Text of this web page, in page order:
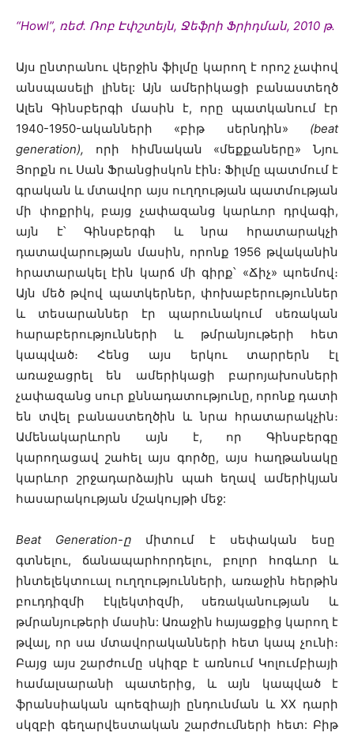
“Howl”, ռեժ. Ռոբ Էփշտեյն, Ջեֆրի Ֆրիդման, 2010 թ․
Այս ընտրանու վերջին ֆիլմը կարող է որոշ չափով
անսպասելի լինել: Այն ամերիկացի բանաստեղծ
Ալեն Գինսբերգի մասին է, որը պատկանում էր
1940-1950-ականների «բիթ սերնդին» (beat
generation), որի հիմնական «մեքքաները» Նյու
Յորքն ու Սան Ֆրանցիսկոն էին։ Ֆիլմը պատմում է
գրական և մտավոր այս ուղղության պատմության
մի փոքրիկ, բայց չափազանց կարևոր դրվագի,
այն է՝ Գինսբերգի և նրա հրատարակչի
դատավարության մասին, որոնք 1956 թվականին
հրատարակել էին կարճ մի գիրք՝ «Ճիչ» պոեմով։
Այն մեծ թվով պատկերներ, փոխաբերություններ
և տեսարաններ էր պարունակում սեռական
հարաբերությունների և թմրանյութերի հետ
կապված։ Հենց այս երկու տարրերն էլ
առաջացրել են ամերիկացի բարոյախոսների
չափազանց սուր քննադատությունը, որոնք դատի
են տվել բանաստեղծին և նրա հրատարակչին։
Ամենակարևորն այն է, որ Գինսբերգը
կարողացավ շահել այս գործը, այս հաղթանակը
կարևոր շրջադարձային պահ եղավ ամերիկյան
հասարակության մշակույթի մեջ:
Beat Generation-ը միտում է սեփական եսը
գտնելու, ճանապարհորդելու, բոլոր հոգևոր և
ինտելեկտուալ ուղղությունների, առաջին հերթին
բուդդիզմի էկլեկտիզմի, սեռականության և
թմրանյութերի մասին: Առաջին հայացքից կարող է
թվալ, որ սա մտավորականների հետ կապ չունի։
Բայց այս շարժումը սկիզբ է առնում Կոլումբիայի
համալսարանի պատերից, և այն կապված է
ֆրանսիական պոեզիայի ընդունման և XX դարի
սկզբի գեղարվեստական ​​շարժումների հետ: Բիթ